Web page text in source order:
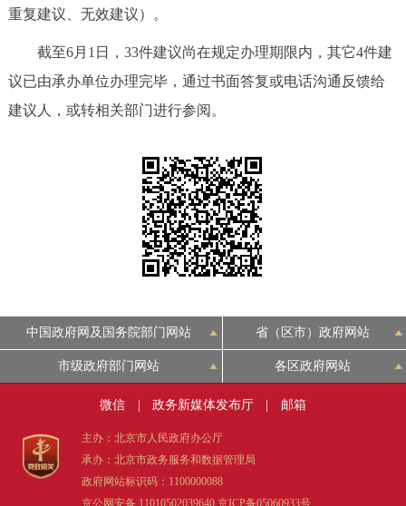
市领导
专题公开
法人服务
利企服务
中介服务 阳光政务
政民互动
12345网上接诉即办 我要咨询
参与调查 在线访谈
重复建议、无效建议）。
截至6月1日，33件建议尚在规定办理期限内，其它4件建
议已由承办单位办理完毕，通过书面答复或电话沟通反馈给
建议人，或转相关部门进行参阅。
中国政府网及国务院部门网站 省（区市）政府网站
市级政府部门网站 各区政府网站
微信 政务新媒体发布厅 邮箱
主办：北京市人民政府办公厅
承办：北京市政务服务和数据管理局
政府网站标识码：1100000088
京公网安备 11010502039640 京ICP备05060933号